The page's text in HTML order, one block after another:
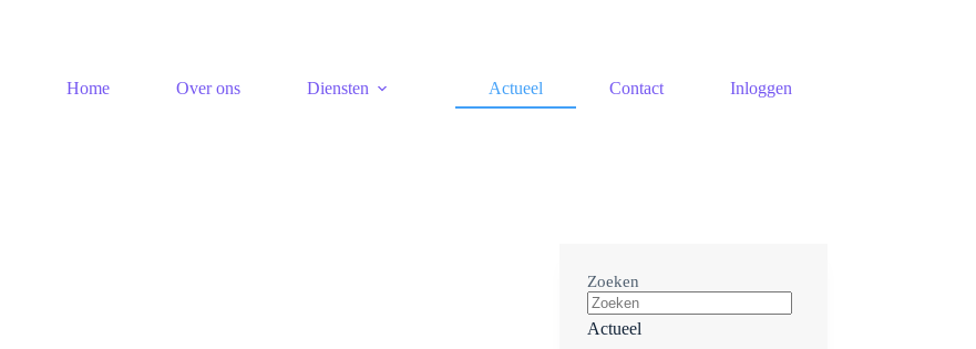
Home
Over ons Diensten Actueel Contact Inloggen
Zoeken
Actueel